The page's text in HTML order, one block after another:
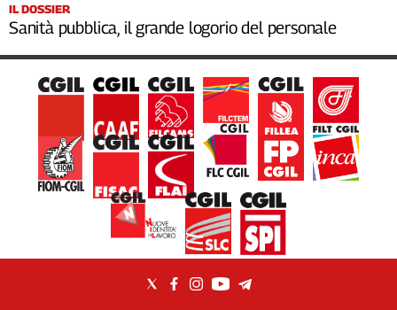
IL DOSSIER
Sanità pubblica, il grande logorio del personale